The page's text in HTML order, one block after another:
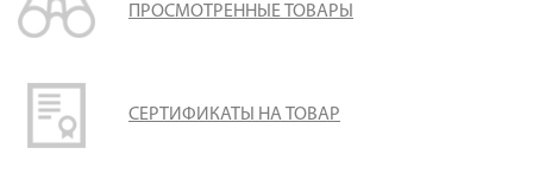
Галерея объектов
Контакты
ПРОСМОТРЕННЫЕ ТОВАРЫ
СЕРТИФИКАТЫ НА ТОВАР